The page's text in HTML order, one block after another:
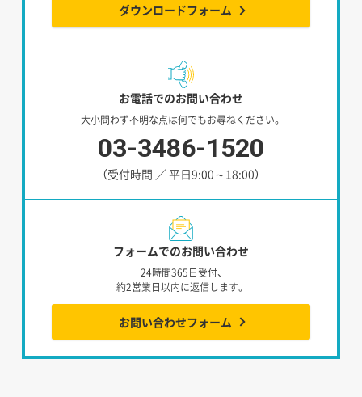
ダウンロードフォーム
お電話でのお問い合わせ
大小問わず不明な点は何でもお尋ねください。
03-3486-1520
（受付時間 ／ 平日9:00～18:00）
フォームでのお問い合わせ
24時間365日受付、
約2営業日以内に返信します。
お問い合わせフォーム